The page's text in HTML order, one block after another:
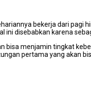
bekerja dari
ini disebabkan karena
bisa menjamin tingkat
pertama yang akan